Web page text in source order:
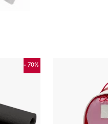
- 70%
Ce produit a plusieurs